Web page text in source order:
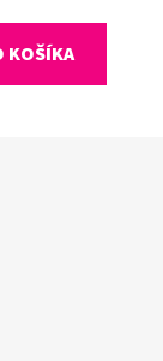
KOŠÍKA